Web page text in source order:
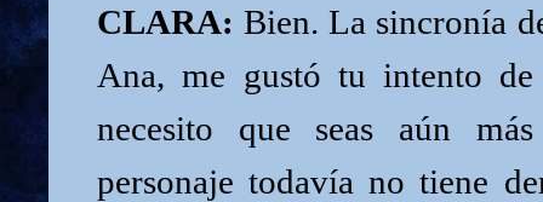
CLARA: Bien. La sincronía
Ana, me gustó tu intento de
necesito que seas aún
personaje todavía no tiene